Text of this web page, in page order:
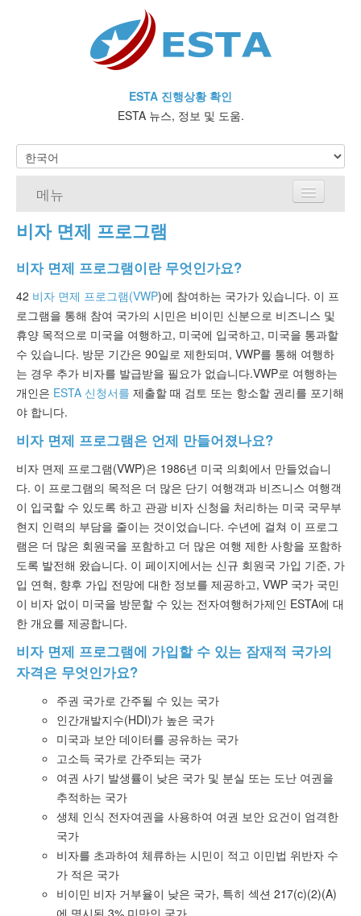
ESTA 진행상황 확인
ESTA 뉴스, 정보 및 도움.
메뉴
홈
ESTA 요건
ESTA에 대해 자주 묻는 질문
비자 면제 프로그램
ESTA 상태 확인
ESTA자료
문의하기
비자 면제 프로그램
비자 면제 프로그램이란 무엇인가요?
42 비자 면제 프로그램(VWP)에 참여하는 국가가 있습니다. 이 프
로그램을 통해 참여 국가의 시민은 비이민 신분으로 비즈니스 및
휴양 목적으로 미국을 여행하고, 미국에 입국하고, 미국을 통과할
수 있습니다. 방문 기간은 90일로 제한되며, VWP를 통해 여행하
는 경우 추가 비자를 발급받을 필요가 없습니다.VWP로 여행하는
개인은 ESTA 신청서를 제출할 때 검토 또는 항소할 권리를 포기해
야 합니다.
비자 면제 프로그램은 언제 만들어졌나요?
비자 면제 프로그램(VWP)은 1986년 미국 의회에서 만들었습니
다. 이 프로그램의 목적은 더 많은 단기 여행객과 비즈니스 여행객
이 입국할 수 있도록 하고 관광 비자 신청을 처리하는 미국 국무부
현지 인력의 부담을 줄이는 것이었습니다. 수년에 걸쳐 이 프로그
램은 더 많은 회원국을 포함하고 더 많은 여행 제한 사항을 포함하
도록 발전해 왔습니다. 이 페이지에서는 신규 회원국 가입 기준, 가
입 연혁, 향후 가입 전망에 대한 정보를 제공하고, VWP 국가 국민
이 비자 없이 미국을 방문할 수 있는 전자여행허가제인 ESTA에 대
한 개요를 제공합니다.
비자 면제 프로그램에 가입할 수 있는 잠재적 국가의
자격은 무엇인가요?
주권 국가로 간주될 수 있는 국가
인간개발지수(HDI)가 높은 국가
미국과 보안 데이터를 공유하는 국가
고소득 국가로 간주되는 국가
여권 사기 발생률이 낮은 국가 및 분실 또는 도난 여권을
추적하는 국가
생체 인식 전자여권을 사용하여 여권 보안 요건이 엄격한
국가
비자를 초과하여 체류하는 시민이 적고 이민법 위반자 수
가 적은 국가
비이민 비자 거부율이 낮은 국가, 특히 섹션 217(c)(2)(A)
에 명시된 3% 미만인 국가